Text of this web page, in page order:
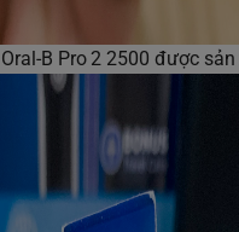
B Pro 2 2500 được